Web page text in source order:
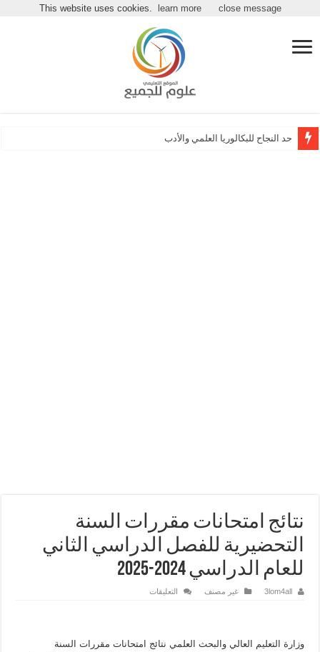
مرحباً بكـ بموقع علوم للجميع
حد النجاح للبكالوريا العلمي والأدبي
نتائج امتحانات مقررات السنة
التحضيرية للفصل الدراسي الثاني
للعام الدراسي 2024-2025
3lom4all غير مصنف التعليقات
للفصل
وزارة التعليم العالي والبحث العلمي نتائج امتحانات مقررات السنة
This website uses cookies. learn more close message